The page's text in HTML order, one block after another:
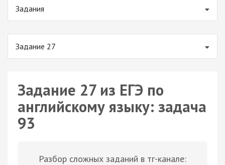
Задания
Задание 27
Задание 27 из ЕГЭ по
английскому языку: задача
93
Разбор сложных заданий в тг-канале: